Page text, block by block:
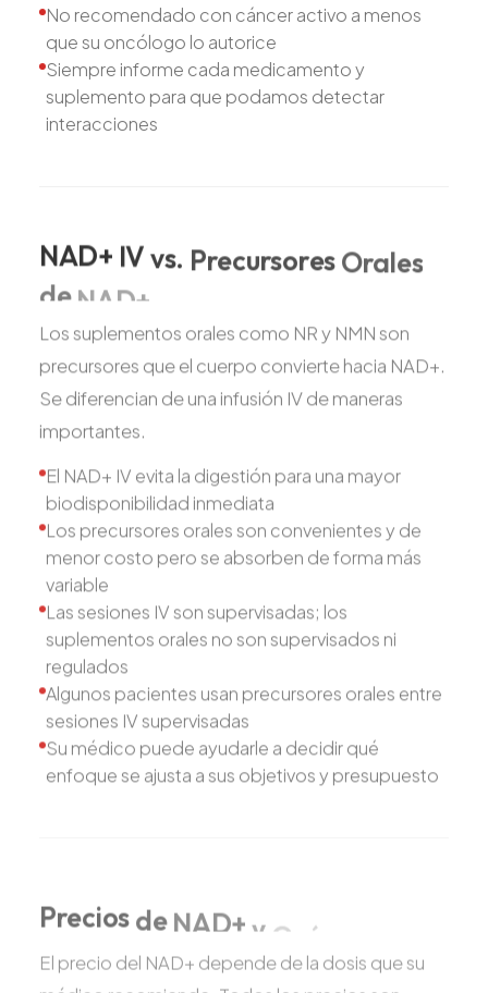
No recomendado con cáncer activo a menos
que su oncólogo lo autorice
Siempre informe cada medicamento y
suplemento para que podamos detectar
interacciones
NAD+ IVvs. PrecursoresOrales
de NAD+
Los suplementos orales como NR y NMN son
precursores que el cuerpo convierte hacia NAD+.
Se diferencian de una infusión IV de maneras
importantes.
El NAD+ IV evita la digestión para una mayor
biodisponibilidad inmediata
Los precursores orales son convenientes y de
menor costo pero se absorben de forma más
variable
Las sesiones IV son supervisadas; los
suplementos orales no son supervisados ni
regulados
Algunos pacientes usan precursores orales entre
sesiones IV supervisadas
Su médico puede ayudarle a decidir qué
enfoque se ajusta a sus objetivos y presupuesto
médico recomiende. Todos los precios son